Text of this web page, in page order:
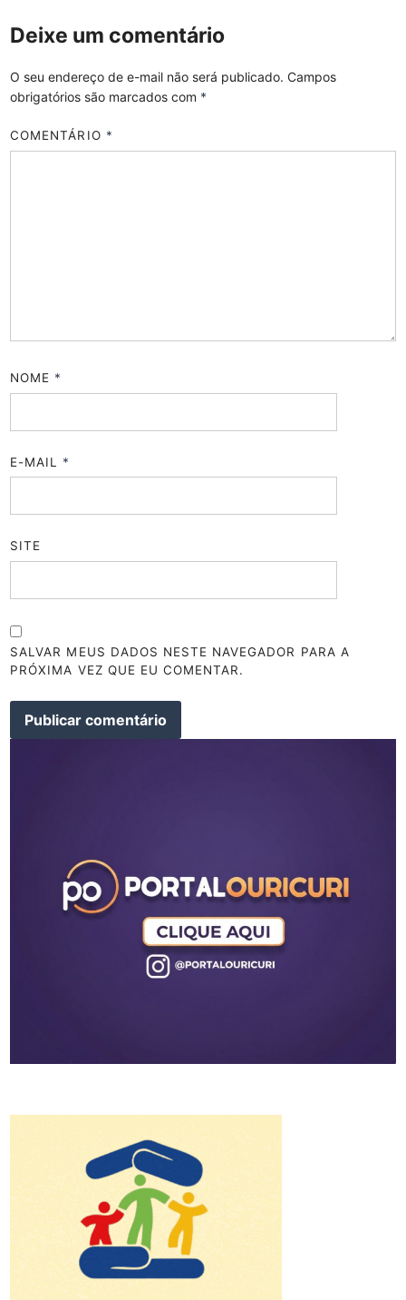
Deixe um comentário
O seu endereço de e-mail não será publicado. Campos
obrigatórios são marcados com *
COMENTÁRIO *
NOME *
E-MAIL *
SITE
SALVAR MEUS DADOS NESTE NAVEGADOR PARA A
PRÓXIMA VEZ QUE EU COMENTAR.